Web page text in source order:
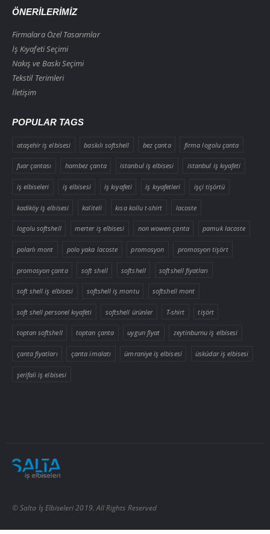
ÖNERİLERİMİZ
Firmalara Özel Tasarımlar
İş Kıyafeti Seçimi
Nakış ve Baskı Seçimi
Tekstil Terimleri
İletişim
POPULAR TAGS
ataşehir iş elbisesi baskılı softshell bez çanta firma logolu çanta
fuar çantası hambez çanta istanbul iş elbisesi istanbul iş kıyafeti
iş elbiseleri iş elbisesi iş kıyafeti iş kıyafetleri işçi tişörtü
kadiköy iş elbisesi kaliteli kısa kollu t-shirt lacoste
logolu softshell merter iş elbisesi non wowen çanta pamuk lacoste
polarlı mont polo yaka lacoste promosyon promosyon tişört
promosyon çanta soft shell softshell softshell fiyatları
soft shell iş elbisesi softshell iş montu softshell mont
soft shell personel kıyafeti softshell ürünler T-shirt tişört
toptan softshell toptan çanta uygun fiyat zeytinburnu iş elbisesi
çanta fiyatları çanta imalatı ümraniye iş elbisesi üsküdar iş elbisesi
şerifali iş elbisesi
© Salta İş Elbiseleri 2019. All Rights Reserved